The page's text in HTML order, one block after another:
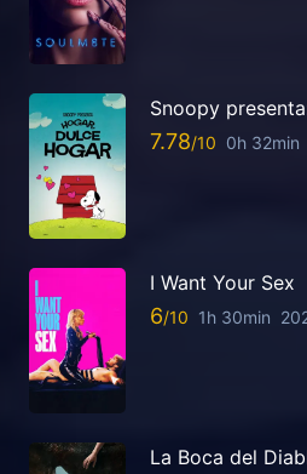
Snoopy
7.78 0h 32min
I Want Your Sex
6 1h 30min
La Boca del